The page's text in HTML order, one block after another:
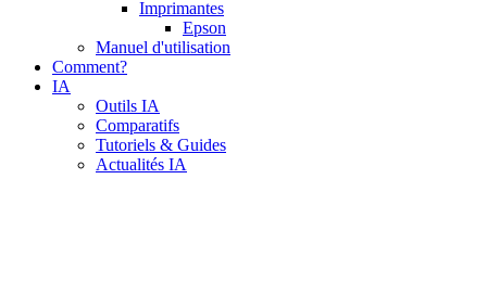
Imprimantes
Epson
Manuel d'utilisation
Comment?
IA
Outils IA
Comparatifs
Tutoriels & Guides
Actualités IA